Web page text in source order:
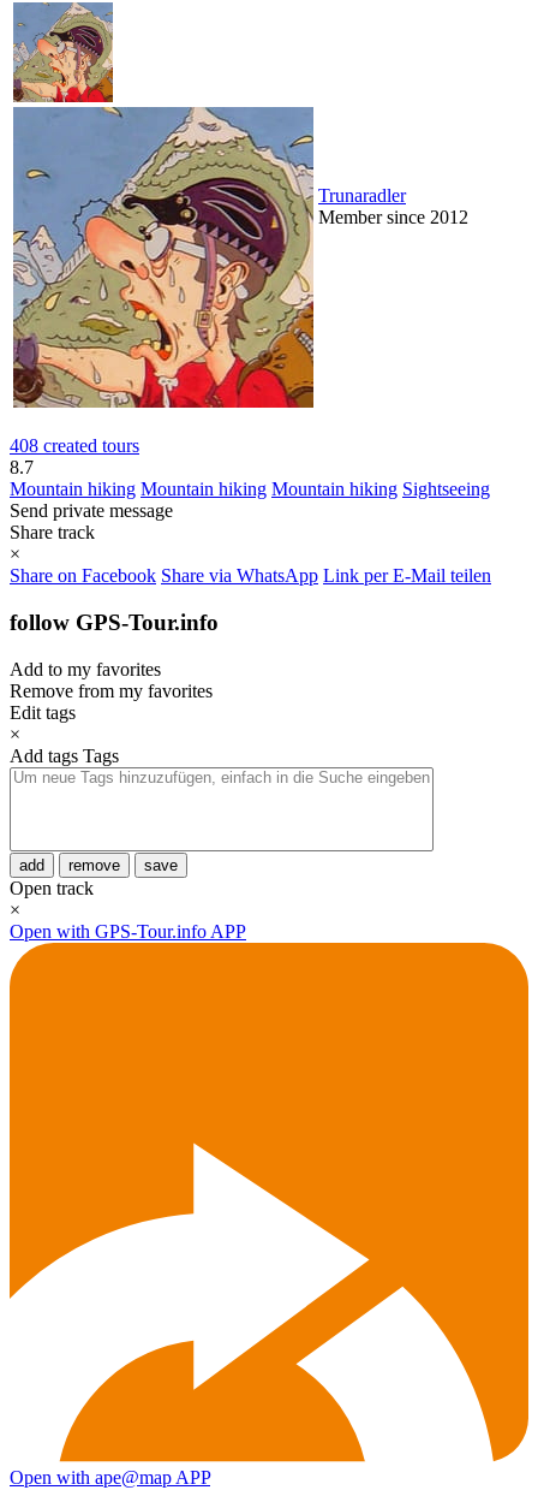
Trunaradler
Member since 2012
408 created tours
8.7
Mountain hiking Mountain hiking Mountain hiking Sightseeing
Send private message
Share track
×
Share on Facebook Share via WhatsApp Link per E-Mail teilen
follow GPS-Tour.info
Add to my favorites
Remove from my favorites
Edit tags
×
Add tags Tags
add remove save
Open track
×
Open with GPS-Tour.info APP
Open with ape@map APP